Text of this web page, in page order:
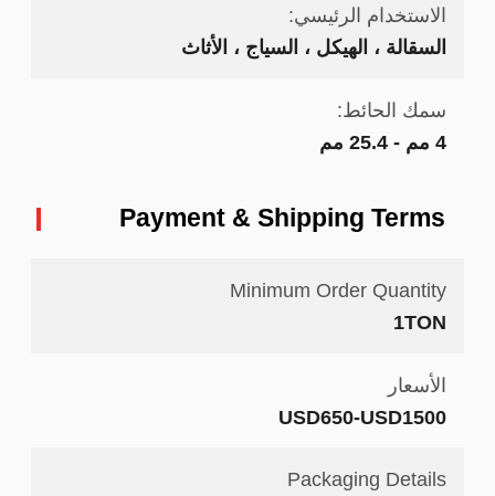
الاستخدام الرئيسي:
السقالة ، الهيكل ، السياج ، الأثاث
سمك الحائط:
4 مم - 25.4 مم
Payment & Shipping Terms
Minimum Order Quantity
1TON
الأسعار
USD650-USD1500
Packaging Details